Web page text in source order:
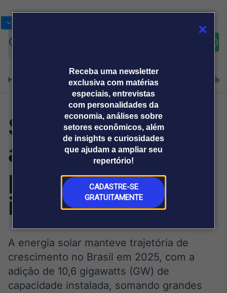
Receba uma newsletter
exclusiva com matérias
especiais, entrevistas
com personalidades da
economia, análises sobre
setores econômicos, além
de insights e curiosidades
que ajudam a ampliar seu
repertório!
CADASTRE-SE
GRATUITAMENTE
Home Produtos e soluçõesNotíciasBlogWeekend
Plataformas
Broadcast
Broadcast+
O mercado
financeiro em
tempo real
Broadcast
Agro
Tudo sobre o
agronegócio
Sobre nós Releases Broadcast
Prêmio Broadcast
Analistas
Prêmio Broadcast
Empresas
Agências de
comunicação
Releases
Setor solar
amplia demanda
por reparo de
inversores
A energia solar manteve trajetória de
crescimento no Brasil em 2025, com a
adição de 10,6 gigawatts (GW) de
capacidade instalada, somando grandes